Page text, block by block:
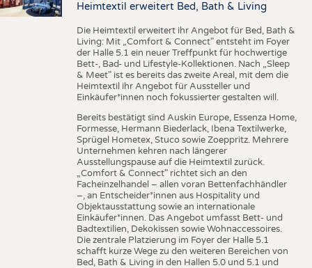
Heimtextil erweitert Bed, Bath & Living
Die Heimtextil erweitert ihr Angebot für Bed, Bath &
Living: Mit „Comfort & Connect" entsteht im Foyer
der Halle 5.1 ein neuer Treffpunkt für hochwertige
Bett-, Bad- und Lifestyle-Kollektionen. Nach „Sleep
& Meet" ist es bereits das zweite Areal, mit dem die
Heimtextil ihr Angebot für Aussteller und
Einkäufer*innen noch fokussierter gestalten will.
Bereits bestätigt sind Auskin Europe, Essenza Home,
Formesse, Hermann Biederlack, Ibena Textilwerke,
Sprügel Hometex, Stuco sowie Zoeppritz. Mehrere
Unternehmen kehren nach längerer
Ausstellungspause auf die Heimtextil zurück.
„Comfort & Connect" richtet sich an den
Facheinzelhandel – allen voran Bettenfachhändler
–, an Entscheider*innen aus Hospitality und
Objektausstattung sowie an internationale
Einkäufer*innen. Das Angebot umfasst Bett- und
Badtextilien, Dekokissen sowie Wohnaccessoires.
Die zentrale Platzierung im Foyer der Halle 5.1
schafft kurze Wege zu den weiteren Bereichen von
Bed, Bath & Living in den Hallen 5.0 und 5.1 und